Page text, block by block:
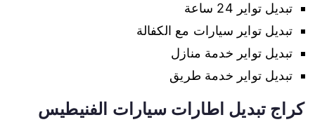
تبديل تواير 24 ساعة
تبديل تواير سيارات مع الكفالة
تبديل تواير خدمة منازل
تبديل تواير خدمة طريق
كراج تبديل اطارات سيارات الفنيطيس